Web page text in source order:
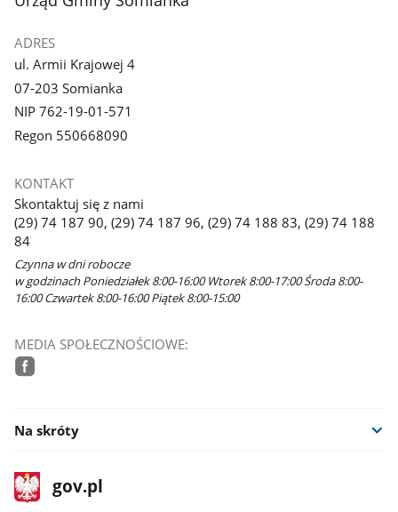
galerii.
ADRES
ul. Armii Krajowej 4
07-203 Somianka
NIP 762-19-01-571
Regon 550668090
KONTAKT
Skontaktuj się z nami
(29) 74 187 90, (29) 74 187 96, (29) 74 188 83, (29) 74 188
84
Czynna w dni robocze
w godzinach Poniedziałek 8:00-16:00 Wtorek 8:00-17:00 Środa 8:00-
16:00 Czwartek 8:00-16:00 Piątek 8:00-15:00
MEDIA SPOŁECZNOŚCIOWE:
Na skróty
stopka
gov.plStrona
gov.pl